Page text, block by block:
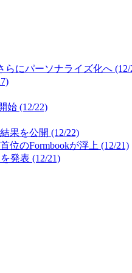
にパーソナライズ化へ (12/
始 (12/22)
果を公開 (12/22)
のFormbookが浮上 (12/21)
発表 (12/21)